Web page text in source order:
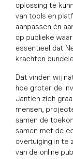
oplossing te
van tools en
aanpassen én
op publieke
essentieel dat
krachten
Dat vinden wij
hoe groter de
Jantien zich
mensen,
samen de
samen met de
overtuiging in te
van de online